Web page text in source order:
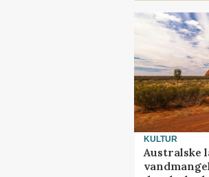
KULTUR
Australske